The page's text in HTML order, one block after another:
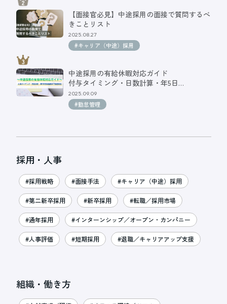
【面接官必見】中途採用の面接で質問するべ
きことリスト
2025.08.27
#キャリア（中途）採用
中途採用の有給休暇対応ガイド
付与タイミング・日数計算・年5日…
2025.09.09
#勤怠管理
採用・人事
#採用戦略 #面接手法 #キャリア（中途）採用
#第二新卒採用 #新卒採用 #転職／採用市場
#通年採用 #インターンシップ／オープン・カンパニー
#人事評価 #短期採用 #退職／キャリアアップ支援
組織・働き方